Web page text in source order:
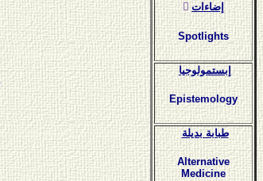
ٍإضاءات
Spotlights
إبستمولوجيا
Epistemology
طبابة بديلة
Alternative
Medicine